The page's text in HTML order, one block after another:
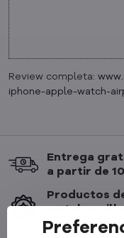
Review completa:
iphone-apple-watch-
Entrega
a partir de
Productos
metal
de alta